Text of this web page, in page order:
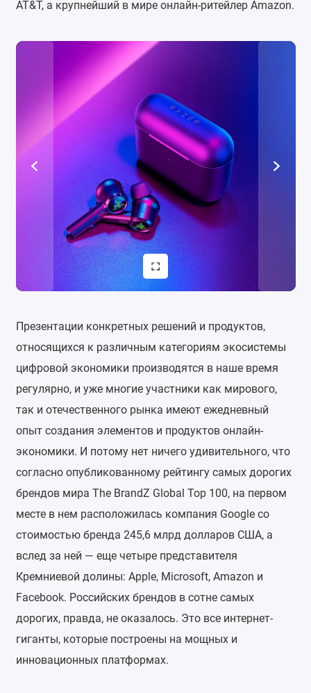
AT&T, а крупнейший в мире онлайн-ритейлер Amazon.
Презентации конкретных решений и продуктов,
относящихся к различным категориям экосистемы
цифровой экономики производятся в наше время
регулярно, и уже многие участники как мирового,
так и отечественного рынка имеют ежедневный
опыт создания элементов и продуктов онлайн-
экономики. И потому нет ничего удивительного, что
согласно опубликованному рейтингу самых дорогих
брендов мира The BrandZ Global Top 100, на первом
месте в нем расположилась компания Google со
стоимостью бренда 245,6 млрд долларов США, а
вслед за ней — еще четыре представителя
Кремниевой долины: Apple, Microsoft, Amazon и
Facebook. Российских брендов в сотне самых
дорогих, правда, не оказалось. Это все интернет-
гиганты, которые построены на мощных и
инновационных платформах.